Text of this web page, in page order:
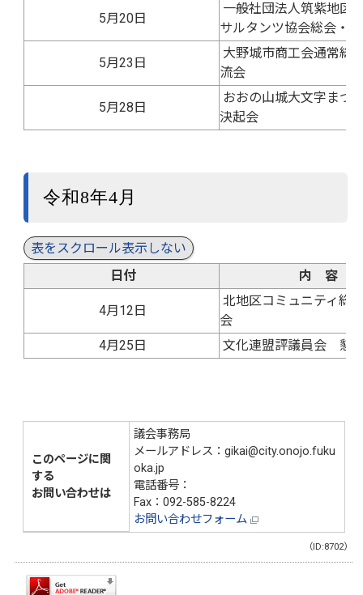
5月20日
一般社団法人筑紫地区
サルタンツ協会総会・
5月23日
大野城市商工会通常総
流会
5月28日
おおの山城大文字まつ
決起会
令和8年4月
表をスクロール表示しない
日付
内 容
4月12日
北地区コミュニティ総
会
4月25日
文化連盟評議員会 懇
このページに関
する
お問い合わせは
議会事務局
メールアドレス：gikai@city.onojo.fuku
oka.jp
電話番号：
Fax：092-585-8224
お問い合わせフォーム
（ID:8702）